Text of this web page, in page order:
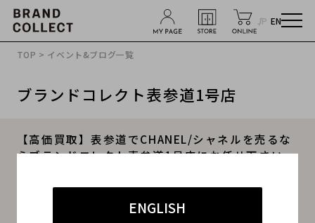
JP EN
ENGLISH
TOP > イベント&ブログ一覧
ブランドコレクト表参道1号店
【高価買取】表参道でCHANEL/シャネルを売るな
らブランドコレクト表参道1号店にお任せ下さい。
エメラルドグリーンの配色が魅力的なバッグを買